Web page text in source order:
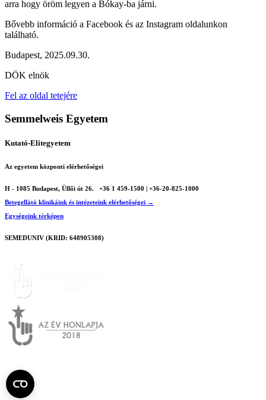
arra hogy öröm legyen a Bókay-ba járni.
Bővebb információ a Facebook és az Instagram oldalunkon
található.
Budapest, 2025.09.30.
DÖK elnök
Fel az oldal tetejére
Semmelweis Egyetem
Kutató-Elitegyetem
Az egyetem központi elérhetőségei
H - 1085 Budapest, Üllői út 26.
+36 1 459-1500 | +36-20-825-1000
Betegellátó klinikáink és intézeteink elérhetőségei →
Egységeink térképen
SEMEDUNIV (KRID: 648905308)